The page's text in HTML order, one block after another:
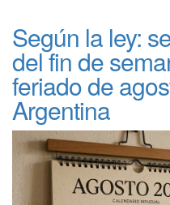
Según la ley:
del fin de
feriado de
Argentina